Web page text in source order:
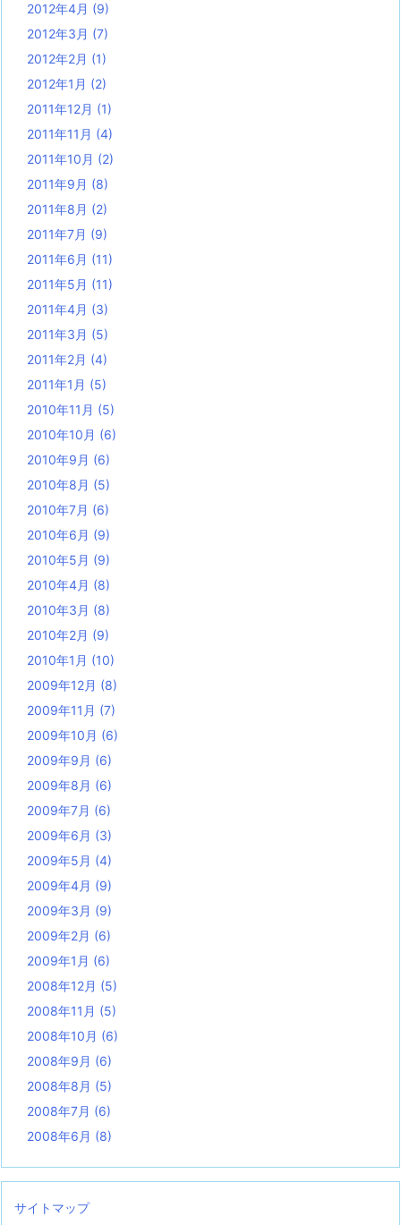
2012年4月 (9)
2012年3月 (7)
2012年2月 (1)
2012年1月 (2)
2011年12月 (1)
2011年11月 (4)
2011年10月 (2)
2011年9月 (8)
2011年8月 (2)
2011年7月 (9)
2011年6月 (11)
2011年5月 (11)
2011年4月 (3)
2011年3月 (5)
2011年2月 (4)
2011年1月 (5)
2010年11月 (5)
2010年10月 (6)
2010年9月 (6)
2010年8月 (5)
2010年7月 (6)
2010年6月 (9)
2010年5月 (9)
2010年4月 (8)
2010年3月 (8)
2010年2月 (9)
2010年1月 (10)
2009年12月 (8)
2009年11月 (7)
2009年10月 (6)
2009年9月 (6)
2009年8月 (6)
2009年7月 (6)
2009年6月 (3)
2009年5月 (4)
2009年4月 (9)
2009年3月 (9)
2009年2月 (6)
2009年1月 (6)
2008年12月 (5)
2008年11月 (5)
2008年10月 (6)
2008年9月 (6)
2008年8月 (5)
2008年7月 (6)
2008年6月 (8)
サイトマップ